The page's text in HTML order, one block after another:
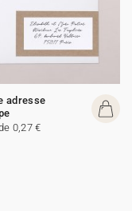
adresse
0,27 €